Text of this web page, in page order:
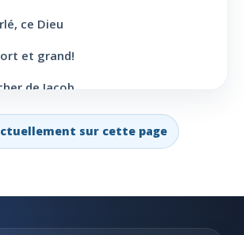
Appel au salut
Joie et confiance
ce Dieu
et grand!
de Jacob
nous te louons
les bienfaits
sur cette page